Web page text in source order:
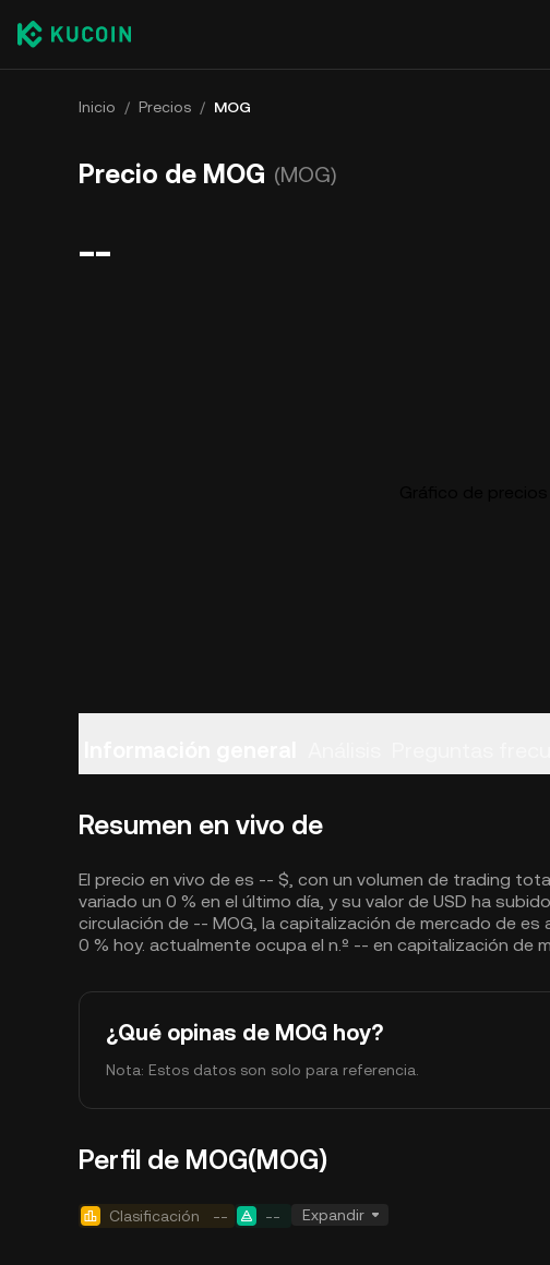
Inicio / Precios / MOG
Precio de MOG (MOG)
--
Resumen en vivo de
El precio en vivo de es -- $, con un volumen de trading
variado un 0 % en el último día, y su valor de USD ha
circulación de -- MOG, la capitalización de mercado de
0 % hoy. actualmente ocupa el n.º -- en capitalización de
¿Qué opinas de MOG hoy?
Nota: Estos datos son solo para referencia.
Perfil de MOG(MOG)
Clasificación -- -- Expandir